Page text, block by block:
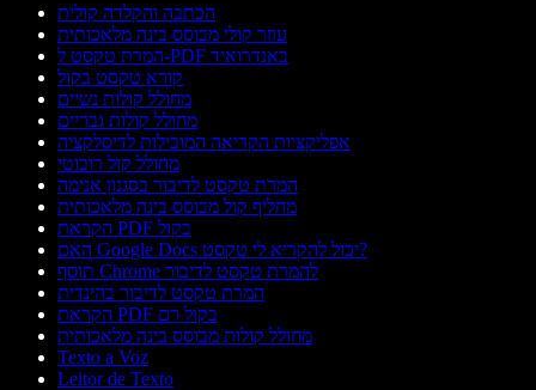
הכתבה והקלדה קולית
עוזר קולי מבוסס בינה מלאכותית
המרת טקסט ל-PDF באנדרואיד
קורא טקסט בקול
מחולל קולות נשיים
מחולל קולות גבריים
אפליקציות הקריאה המובילות לדיסלקציה
מחולל קול רובוטי
המרת טקסט לדיבור בסגנון אנימה
מחליף קול מבוסס בינה מלאכותית
הקראת PDF בקול
האם Google Docs יכול להקריא לי טקסט?
תוסף Chrome להמרת טקסט לדיבור
המרת טקסט לדיבור בהינדית
הקראת PDF בקול רם
מחולל קולות מבוסס בינה מלאכותית
Texto a Voz
Leitor de Texto